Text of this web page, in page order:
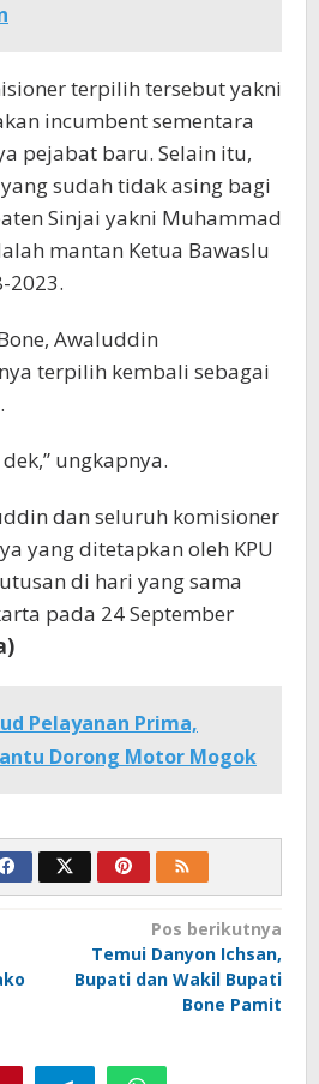
terpilih tersebut yakni
incumbent sementara
pejabat baru. Selain itu,
sudah tidak asing bagi
Sinjai yakni Muhammad
mantan Ketua Bawaslu
2023.
Awaluddin
terpilih kembali sebagai
ungkapnya.
dan seluruh komisioner
yang ditetapkan oleh KPU
di hari yang sama
pada 24 September
Pelayanan Prima,
Dorong Motor Mogok
Pos berikutnya
Temui Danyon Ichsan,
Bupati dan Wakil Bupati
Bone Pamit